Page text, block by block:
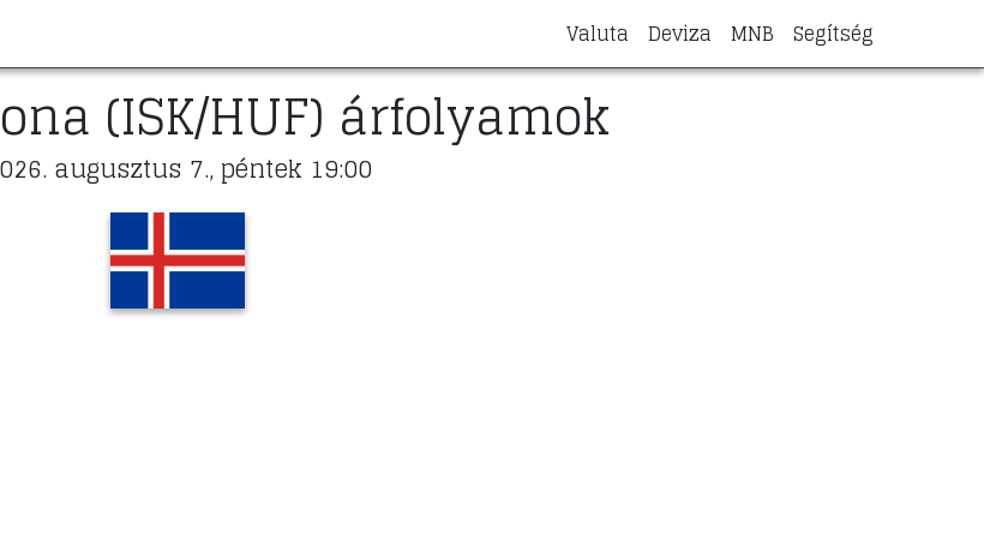
Valuta Deviza MNB Segítség
(ISK/HUF) árfolyamok
augusztus 7., péntek 19:00